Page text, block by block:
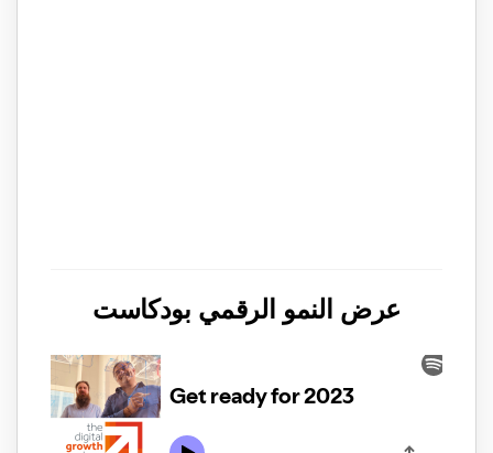
عرض النمو الرقمي بودكاست